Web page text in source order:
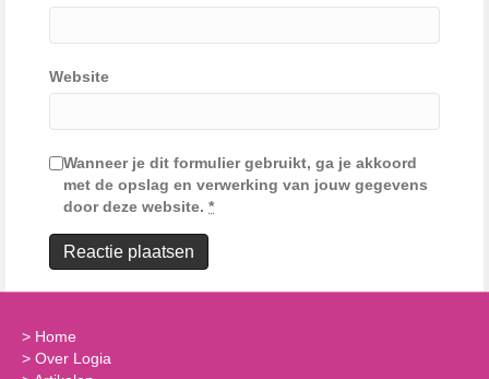
Website
Wanneer je dit formulier gebruikt, ga je akkoord
met de opslag en verwerking van jouw gegevens
door deze website. *
> Home
> Over Logia